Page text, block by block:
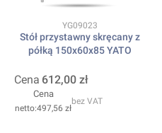
Kod produktu
YG09023
Stół przystawny skręcany z
półką 150x60x85 YATO
Cena 612,00 zł
Cena
497,56 zł
bez VAT